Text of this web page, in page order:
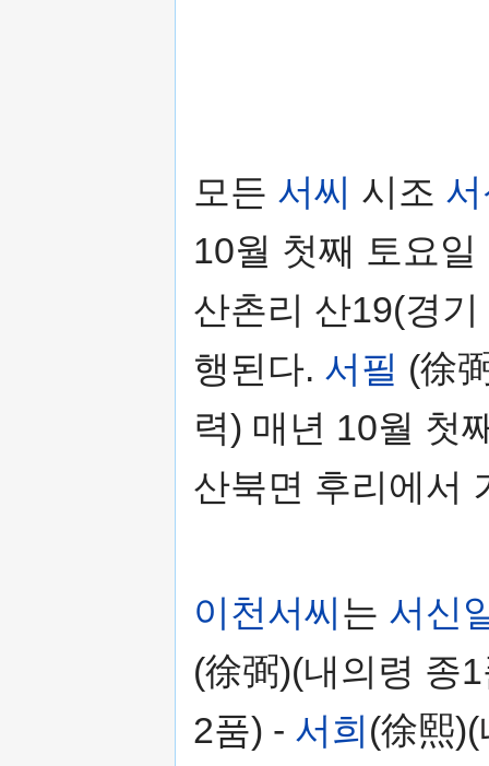
모든 서씨 시조
10월 첫째 토요
산촌리 산19(경
행된다. 서필 (徐
력) 매년 10월 첫
산북면 후리에서
이천서씨는 서신
(徐弼)(내의령 종
2품) - 서희(徐熙